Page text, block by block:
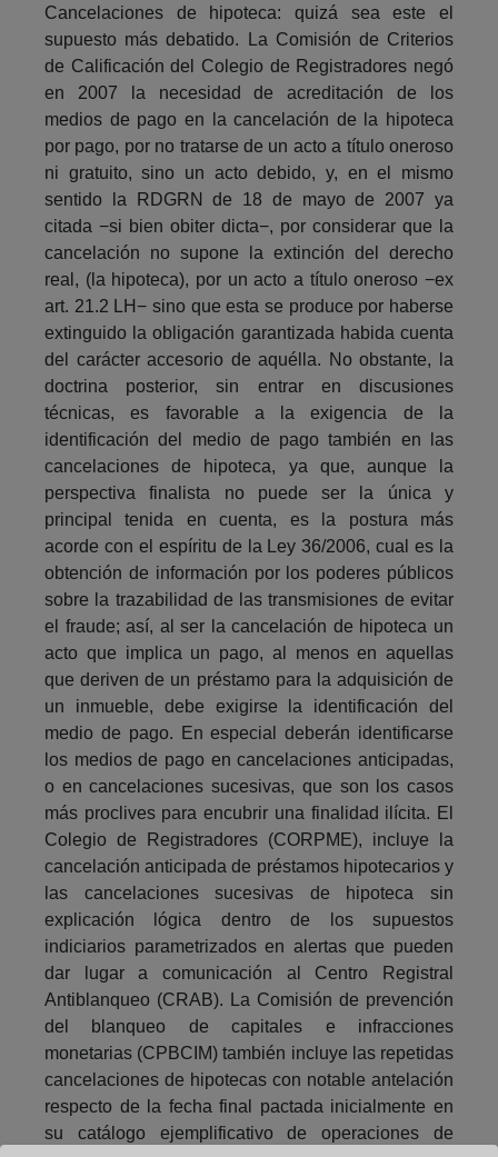
Cancelaciones de hipoteca: quizá sea este el
supuesto más debatido. La Comisión de Criterios
de Calificación del Colegio de Registradores negó
en 2007 la necesidad de acreditación de los
medios de pago en la cancelación de la hipoteca
por pago, por no tratarse de un acto a título oneroso
ni gratuito, sino un acto debido, y, en el mismo
sentido la RDGRN de 18 de mayo de 2007 ya
citada −si bien obiter dicta−, por considerar que la
cancelación no supone la extinción del derecho
real, (la hipoteca), por un acto a título oneroso −ex
art. 21.2 LH− sino que esta se produce por haberse
extinguido la obligación garantizada habida cuenta
del carácter accesorio de aquélla. No obstante, la
doctrina posterior, sin entrar en discusiones
técnicas, es favorable a la exigencia de la
identificación del medio de pago también en las
cancelaciones de hipoteca, ya que, aunque la
perspectiva finalista no puede ser la única y
principal tenida en cuenta, es la postura más
acorde con el espíritu de la Ley 36/2006, cual es la
obtención de información por los poderes públicos
sobre la trazabilidad de las transmisiones de evitar
el fraude; así, al ser la cancelación de hipoteca un
acto que implica un pago, al menos en aquellas
que deriven de un préstamo para la adquisición de
un inmueble, debe exigirse la identificación del
medio de pago. En especial deberán identificarse
los medios de pago en cancelaciones anticipadas,
o en cancelaciones sucesivas, que son los casos
más proclives para encubrir una finalidad ilícita. El
Colegio de Registradores (CORPME), incluye la
cancelación anticipada de préstamos hipotecarios y
las cancelaciones sucesivas de hipoteca sin
explicación lógica dentro de los supuestos
indiciarios parametrizados en alertas que pueden
dar lugar a comunicación al Centro Registral
Antiblanqueo (CRAB). La Comisión de prevención
del blanqueo de capitales e infracciones
monetarias (CPBCIM) también incluye las repetidas
cancelaciones de hipotecas con notable antelación
respecto de la fecha final pactada inicialmente en
su catálogo ejemplificativo de operaciones de